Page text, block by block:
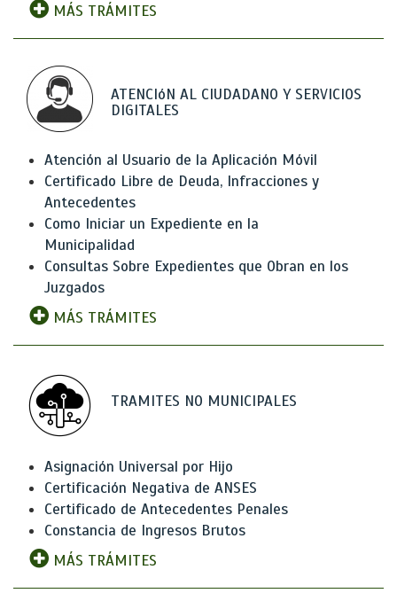
MÁS TRÁMITES
ATENCIóN AL CIUDADANO Y SERVICIOS
DIGITALES
Atención al Usuario de la Aplicación Móvil
Certificado Libre de Deuda, Infracciones y
Antecedentes
Como Iniciar un Expediente en la
Municipalidad
Consultas Sobre Expedientes que Obran en los
Juzgados
MÁS TRÁMITES
TRAMITES NO MUNICIPALES
Asignación Universal por Hijo
Certificación Negativa de ANSES
Certificado de Antecedentes Penales
Constancia de Ingresos Brutos
MÁS TRÁMITES